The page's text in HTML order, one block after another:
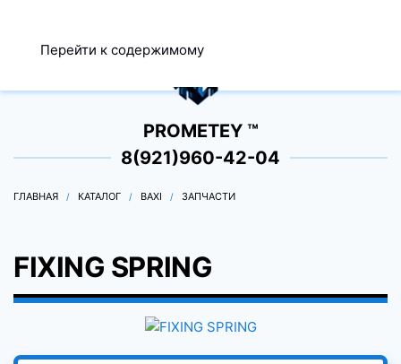
Перейти к содержимому
0
PROMETEY ™
8(921)960-42-04
ГЛАВНАЯ КАТАЛОГ BAXI ЗАПЧАСТИ
FIXING SPRING